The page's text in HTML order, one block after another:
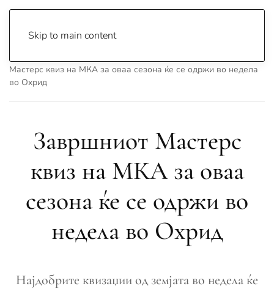
Skip to main content
Мастерс квиз на МКА за оваа сезона ќе се одржи во недела
во Охрид
Завршниот Мастерс
квиз на МКА за оваа
сезона ќе се одржи во
недела во Охрид
Најдобрите квизаџии од земјата во недела ќе